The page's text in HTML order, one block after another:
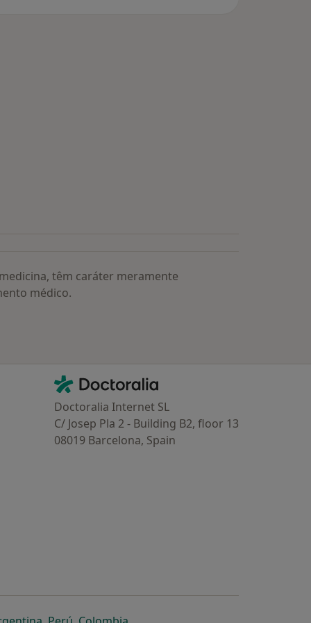
têm caráter meramente
médico.
Contacto
Doctoralia - Homepage
Doctoralia Internet SL
C/ Josep Pla 2 - Building B2, floor 13
08019 Barcelona, Spain